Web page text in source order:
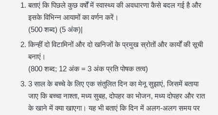
बताएं कि पिछले कुछ वर्षों में स्वास्थ्य की अवधारणा कैसे बदल गई है और
इसके विभिन्न आयामों का वर्णन करें।
(500 शब्द) (5 अंक)|
किन्हीं दो विटामिनों और दो खनिजों के प्रमुख स्रोतों और कार्यों की सूची
बनाएं।
(800 शब्द; 12 अंक = 3 अंक प्रति पोषक तत्व)
3 साल के बच्चे के लिए एक संतुलित दिन का मेनू सुझाएं, जिसमें बताया
जाए कि बच्चा नाश्ता, मध्य सुबह, दोपहर का भोजन, मध्य दोपहर और रात
के खाने में क्या खाएगा। यह भी बताएं कि दिन में अलग-अलग समय पर